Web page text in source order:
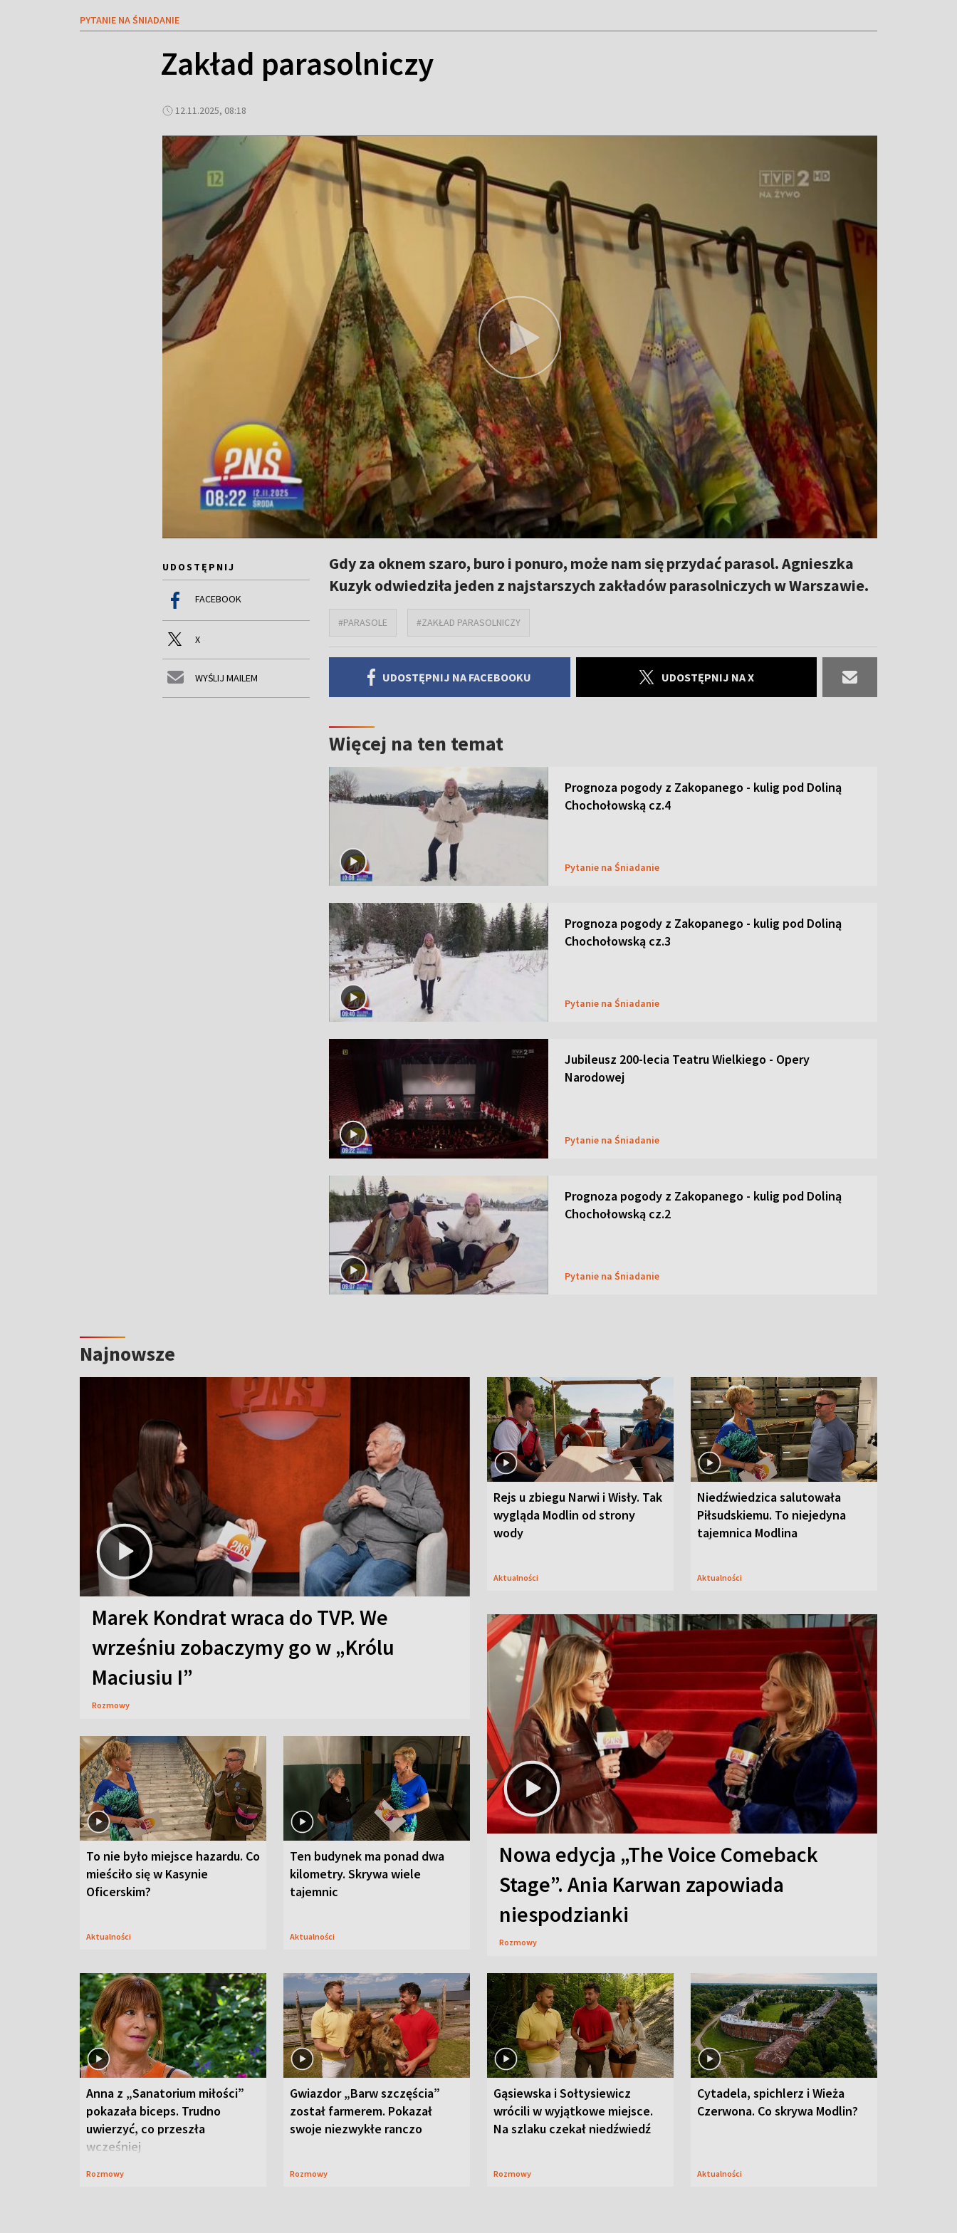
PYTANIE NA ŚNIADANIE
Zakład parasolniczy
12.11.2025, 08:18
UDOSTĘPNIJ
FACEBOOK
X
WYŚLIJ MAILEM
Gdy za oknem szaro, buro i ponuro, może nam się przydać parasol. Agnieszka
Kuzyk odwiedziła jeden z najstarszych zakładów parasolniczych w Warszawie.
#PARASOLE #ZAKŁAD PARASOLNICZY
UDOSTĘPNIJ NA FACEBOOKU UDOSTĘPNIJ NA X
Więcej na ten temat
Prognoza pogody z Zakopanego - kulig pod Doliną
Chochołowską cz.4
Pytanie na Śniadanie
Prognoza pogody z Zakopanego - kulig pod Doliną
Chochołowską cz.3
Pytanie na Śniadanie
Jubileusz 200-lecia Teatru Wielkiego - Opery
Narodowej
Pytanie na Śniadanie
Prognoza pogody z Zakopanego - kulig pod Doliną
Chochołowską cz.2
Pytanie na Śniadanie
Najnowsze
Marek Kondrat wraca do TVP. We
wrześniu zobaczymy go w „Królu
Maciusiu I”
Rozmowy
Rejs u zbiegu Narwi i Wisły. Tak
wygląda Modlin od strony
wody
Aktualności
Niedźwiedzica salutowała
Piłsudskiemu. To niejedyna
tajemnica Modlina
Aktualności
To nie było miejsce hazardu. Co
mieściło się w Kasynie
Oficerskim?
Aktualności
Ten budynek ma ponad dwa
kilometry. Skrywa wiele
tajemnic
Aktualności
Nowa edycja „The Voice Comeback
Stage”. Ania Karwan zapowiada
niespodzianki
Rozmowy
Anna z „Sanatorium miłości”
pokazała biceps. Trudno
uwierzyć, co przeszła
wcześniej
Rozmowy
Gwiazdor „Barw szczęścia”
został farmerem. Pokazał
swoje niezwykłe ranczo
Rozmowy
Gąsiewska i Sołtysiewicz
wrócili w wyjątkowe miejsce.
Na szlaku czekał niedźwiedź
Rozmowy
Cytadela, spichlerz i Wieża
Czerwona. Co skrywa Modlin?
Aktualności